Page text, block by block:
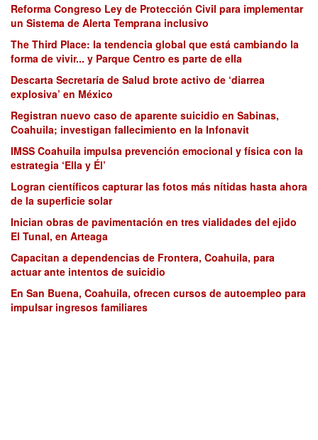
Reforma Congreso Ley de Protección Civil para implementar
un Sistema de Alerta Temprana inclusivo
The Third Place: la tendencia global que está cambiando la
forma de vivir... y Parque Centro es parte de ella
Descarta Secretaría de Salud brote activo de ‘diarrea
explosiva’ en México
Registran nuevo caso de aparente suicidio en Sabinas,
Coahuila; investigan fallecimiento en la Infonavit
IMSS Coahuila impulsa prevención emocional y física con la
estrategia ‘Ella y Él’
Logran científicos capturar las fotos más nítidas hasta ahora
de la superficie solar
Inician obras de pavimentación en tres vialidades del ejido
El Tunal, en Arteaga
Capacitan a dependencias de Frontera, Coahuila, para
actuar ante intentos de suicidio
En San Buena, Coahuila, ofrecen cursos de autoempleo para
impulsar ingresos familiares